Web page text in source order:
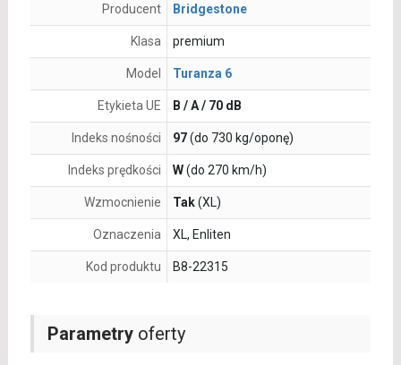
Parametryoferty
Producent Bridgestone
Klasa premium
Model Turanza 6
Etykieta UE B / A / 70 dB
Indeks nośności 97(do 730 kg/oponę)
Indeks prędkości W(do 270 km/h)
Wzmocnienie Tak(XL)
Oznaczenia XL, Enliten
Kod produktu B8-22315